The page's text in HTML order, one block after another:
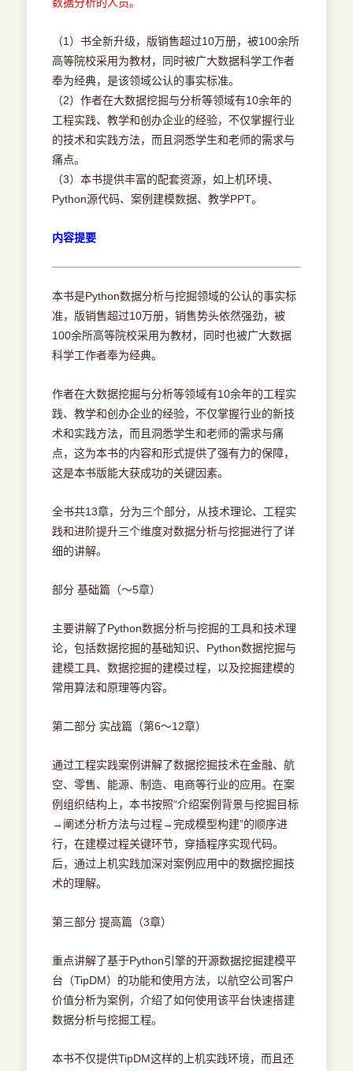
数据分析的人员。
（1）书全新升级，版销售超过10万册，被100余所
高等院校采用为教材，同时被广大数据科学工作者
奉为经典，是该领域公认的事实标准。
（2）作者在大数据挖掘与分析等领域有10余年的
工程实践、教学和创办企业的经验，不仅掌握行业
的技术和实践方法，而且洞悉学生和老师的需求与
痛点。
（3）本书提供丰富的配套资源，如上机环境、
Python源代码、案例建模数据、教学PPT。
内容提要
本书是Python数据分析与挖掘领域的公认的事实标
准，版销售超过10万册，销售势头依然强劲，被
100余所高等院校采用为教材，同时也被广大数据
科学工作者奉为经典。
作者在大数据挖掘与分析等领域有10余年的工程实
践、教学和创办企业的经验，不仅掌握行业的新技
术和实践方法，而且洞悉学生和老师的需求与痛
点，这为本书的内容和形式提供了强有力的保障，
这是本书版能大获成功的关键因素。
全书共13章，分为三个部分，从技术理论、工程实
践和进阶提升三个维度对数据分析与挖掘进行了详
细的讲解。
部分 基础篇（～5章）
主要讲解了Python数据分析与挖掘的工具和技术理
论，包括数据挖掘的基础知识、Python数据挖掘与
建模工具、数据挖掘的建模过程，以及挖掘建模的
常用算法和原理等内容。
第二部分 实战篇（第6～12章）
通过工程实践案例讲解了数据挖掘技术在金融、航
空、零售、能源、制造、电商等行业的应用。在案
例组织结构上，本书按照“介绍案例背景与挖掘目标
→阐述分析方法与过程→完成模型构建”的顺序进
行，在建模过程关键环节，穿插程序实现代码。
后，通过上机实践加深对案例应用中的数据挖掘技
术的理解。
第三部分 提高篇（3章）
重点讲解了基于Python引擎的开源数据挖掘建模平
台（TipDM）的功能和使用方法，以航空公司客户
价值分析为案例，介绍了如何使用该平台快速搭建
数据分析与挖掘工程。
本书不仅提供TipDM这样的上机实践环境，而且还